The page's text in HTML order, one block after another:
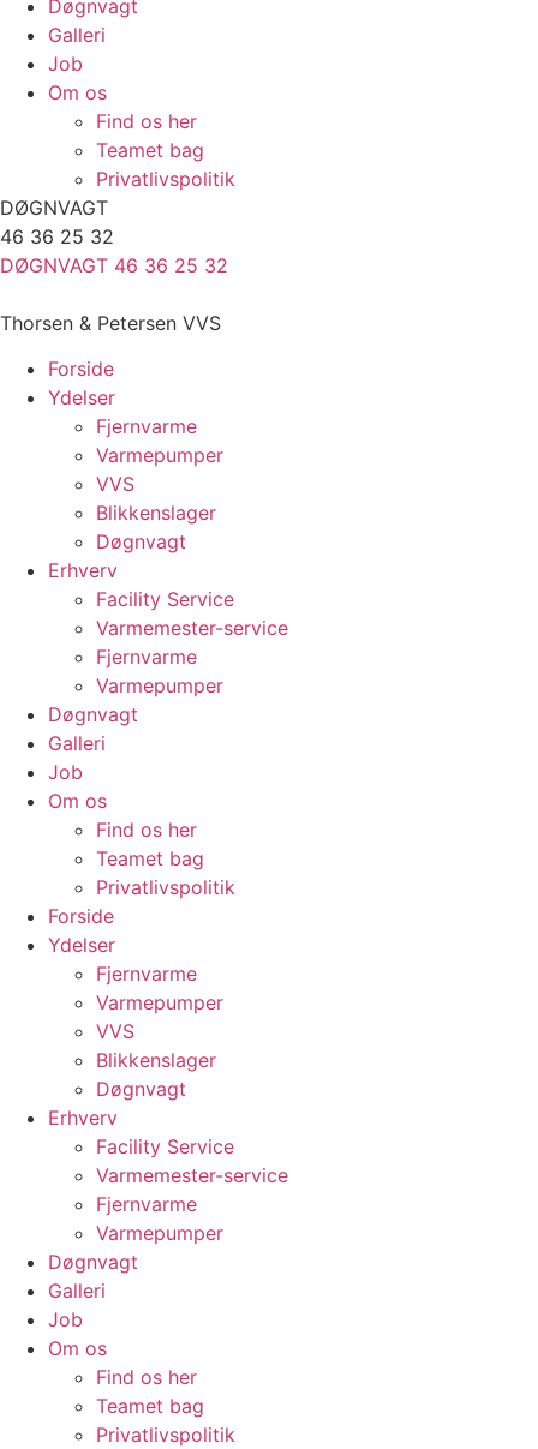
Døgnvagt
Galleri
Job
Om os
Find os her
Teamet bag
Privatlivspolitik
DØGNVAGT
46 36 25 32
DØGNVAGT 46 36 25 32
Thorsen & Petersen VVS
Forside
Ydelser
Fjernvarme
Varmepumper
VVS
Blikkenslager
Døgnvagt
Erhverv
Facility Service
Varmemester-service
Fjernvarme
Varmepumper
Døgnvagt
Galleri
Job
Om os
Find os her
Teamet bag
Privatlivspolitik
Forside
Ydelser
Fjernvarme
Varmepumper
VVS
Blikkenslager
Døgnvagt
Erhverv
Facility Service
Varmemester-service
Fjernvarme
Varmepumper
Døgnvagt
Galleri
Job
Om os
Find os her
Teamet bag
Privatlivspolitik